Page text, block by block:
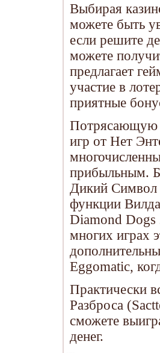
Выбирая
можете быть
если решите
можете
предлагает
участие в
приятные
Потрясающую
игр от Нет
прибыльным.
Дикий Символ
функции
Diamond Dogs
многих играх
Eggomatic,
Практически
Разброса
сможете
денег.